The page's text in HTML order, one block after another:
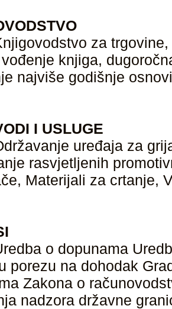
za
knjiga,
najviše godišnje
I USLUGE
uređaja za
rasvjetljenih
Materijali za crtanje,
o dopunama
porezu na dohodak
Zakona o
nadzora državne